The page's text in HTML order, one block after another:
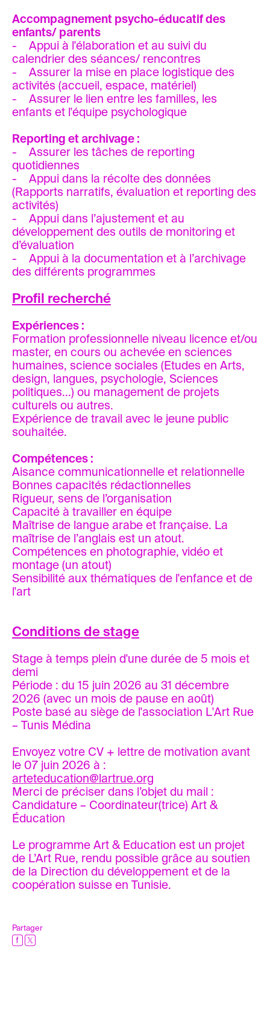
Accompagnement psycho-éducatif des
enfants/ parents
- Appui à l'élaboration et au suivi du
calendrier des séances/ rencontres
- Assurer la mise en place logistique des
activités (accueil, espace, matériel)
- Assurer le lien entre les familles, les
enfants et l'équipe psychologique
Reporting et archivage :
- Assurer les tâches de reporting
quotidiennes
- Appui dans la récolte des données
(Rapports narratifs, évaluation et reporting des
activités)
- Appui dans l’ajustement et au
développement des outils de monitoring et
d’évaluation
- Appui à la documentation et à l’archivage
des différents programmes
Profil recherché
Expériences :
Formation professionnelle niveau licence et/ou
master, en cours ou achevée en sciences
humaines, science sociales (Etudes en Arts,
design, langues, psychologie, Sciences
politiques...) ou management de projets
culturels ou autres.
Expérience de travail avec le jeune public
souhaitée.
Compétences :
Aisance communicationnelle et relationnelle
Bonnes capacités rédactionnelles
Rigueur, sens de l’organisation
Capacité à travailler en équipe
Maîtrise de langue arabe et française. La
maîtrise de l’anglais est un atout.
Compétences en photographie, vidéo et
montage (un atout)
Sensibilité aux thématiques de l'enfance et de
l'art
Conditions de stage
Stage à temps plein d'une durée de 5 mois et
demi
Période : du 15 juin 2026 au 31 décembre
2026 (avec un mois de pause en août)
Poste basé au siège de l'association L'Art Rue
– Tunis Médina
Envoyez votre CV + lettre de motivation avant
le 07 juin 2026 à :
arteteducation@lartrue.org
Merci de préciser dans l’objet du mail :
Candidature – Coordinateur(trice) Art &
Éducation
Le programme Art & Education est un projet
de L’Art Rue, rendu possible grâce au soutien
de la Direction du développement et de la
coopération suisse en Tunisie.
Partager